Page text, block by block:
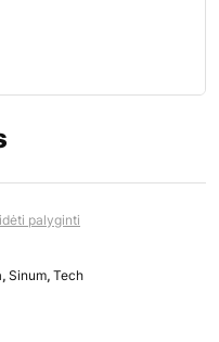
palyginti
, Sinum, Tech